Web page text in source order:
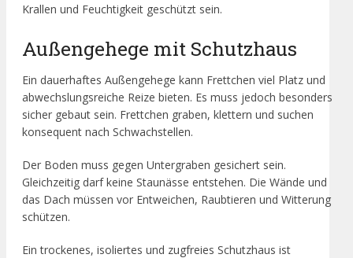
Krallen und Feuchtigkeit geschützt sein.
Außengehege mit Schutzhaus
Ein dauerhaftes Außengehege kann Frettchen viel Platz und
abwechslungsreiche Reize bieten. Es muss jedoch besonders
sicher gebaut sein. Frettchen graben, klettern und suchen
konsequent nach Schwachstellen.
Der Boden muss gegen Untergraben gesichert sein.
Gleichzeitig darf keine Staunässe entstehen. Die Wände und
das Dach müssen vor Entweichen, Raubtieren und Witterung
schützen.
Ein trockenes, isoliertes und zugfreies Schutzhaus ist